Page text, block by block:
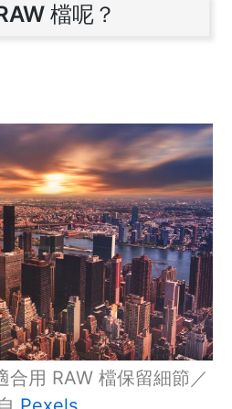
檔呢？
用 RAW 檔保留細節／